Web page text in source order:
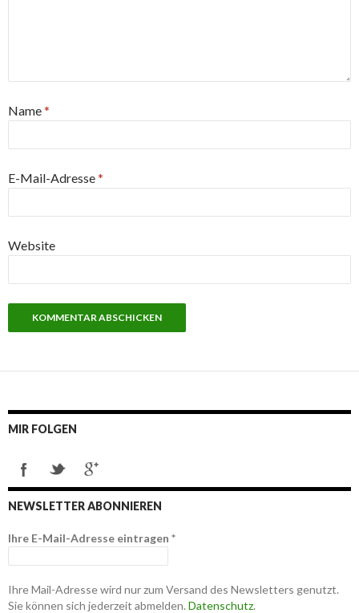
Name*
E-Mail-Adresse*
Website
MIR FOLGEN
NEWSLETTER ABONNIEREN
Ihre E-Mail-Adresse eintragen *
Ihre Mail-Adresse wird nur zum Versand des Newsletters genutzt.
Sie können sich jederzeit abmelden. Datenschutz.